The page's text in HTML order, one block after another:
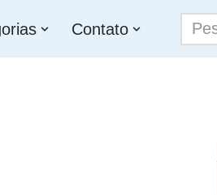
Contato